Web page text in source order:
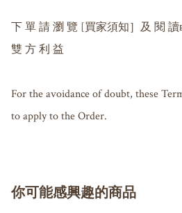
下 單 請 瀏 覽 [買家須知］及 閱 讀
雙 方 利 益
For the avoidance of doubt, these
你可能感興趣的商品